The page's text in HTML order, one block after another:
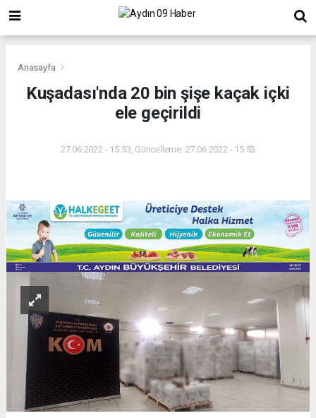
Anasayfa
Kuşadası'nda 20 bin şişe kaçak içki
ele geçirildi
27.06.2022 - 15:53, Güncelleme: 27.06.2022 - 15:53